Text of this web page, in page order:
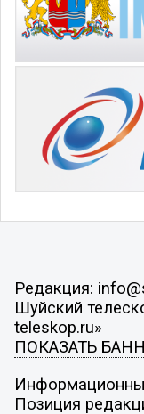
Редакция:
Шуйский
teleskop.ru»
ПОКАЗАТЬ
Позиция